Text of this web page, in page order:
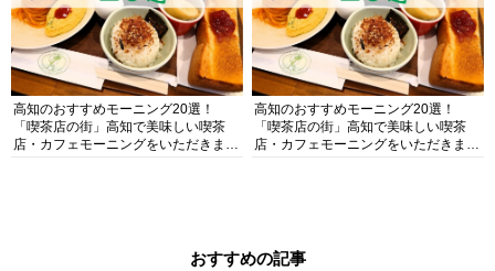
高知のおすすめモーニング20選！
「喫茶店の街」高知で美味しい喫茶
店・カフェモーニングをいただきま
高知のおすすめモーニング20選！
「喫茶店の街」高知で美味しい喫茶
店・カフェモーニングをいただきま
おすすめの記事